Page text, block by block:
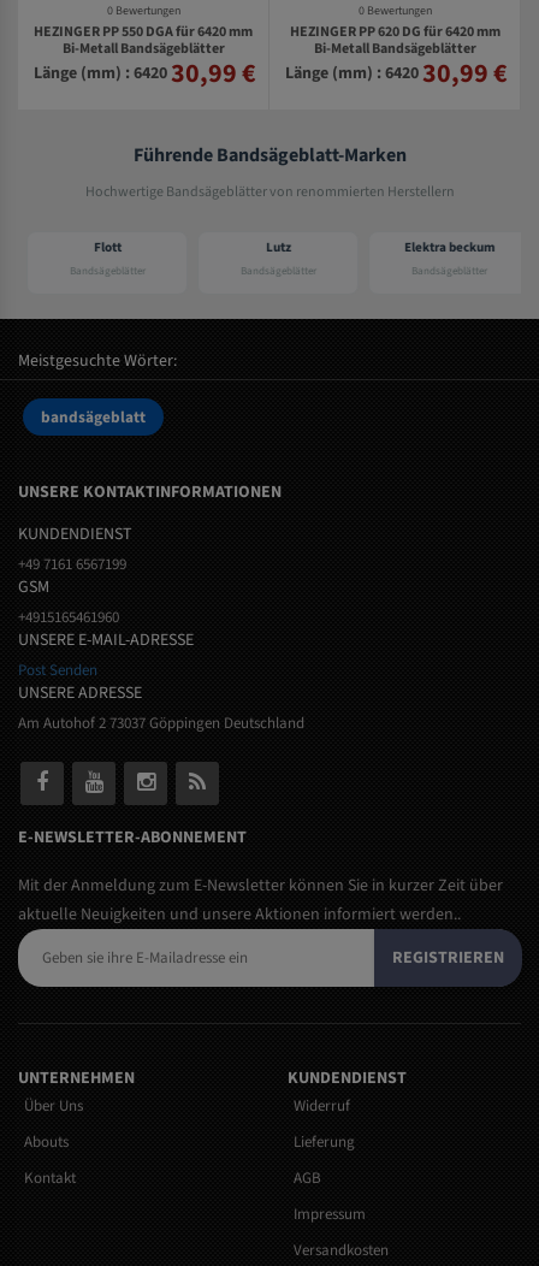
0 Bewertungen
HEZINGER PP 550 DGA für 6420 mm
Bi-Metall Bandsägeblätter
Länge (mm) : 642030,99 €
0 Bewertungen
HEZINGER PP 620 DG für 6420 mm
Bi-Metall Bandsägeblätter
Länge (mm) : 642030,99 €
Führende Bandsägeblatt-Marken
Hochwertige Bandsägeblätter von renommierten Herstellern
Flott
Bandsägeblätter
Lutz
Bandsägeblätter
Elektra beckum
Bandsägeblätter
Meistgesuchte Wörter:
bandsägeblatt
UNSERE KONTAKTINFORMATIONEN
KUNDENDIENST
+49 7161 6567199
GSM
+4915165461960
UNSERE E-MAIL-ADRESSE
Post Senden
UNSERE ADRESSE
Am Autohof 2 73037 Göppingen Deutschland
E-NEWSLETTER-ABONNEMENT
Mit der Anmeldung zum E-Newsletter können Sie in kurzer Zeit über
aktuelle Neuigkeiten und unsere Aktionen informiert werden..
REGISTRIEREN
UNTERNEHMEN
Über Uns
Abouts
Kontakt
KUNDENDIENST
Widerruf
Lieferung
AGB
Impressum
Versandkosten